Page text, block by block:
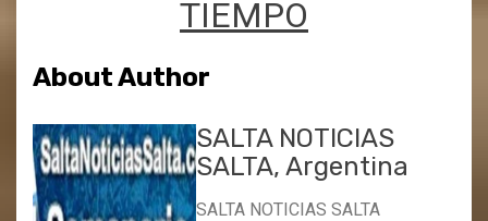
TIEMPO
About Author
SALTA NOTICIAS
SALTA, Argentina
SALTA NOTICIAS SALTA